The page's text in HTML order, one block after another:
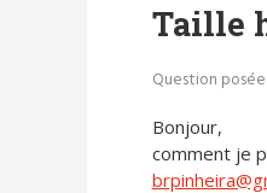
Taille
Question
Bonjour,
comment je